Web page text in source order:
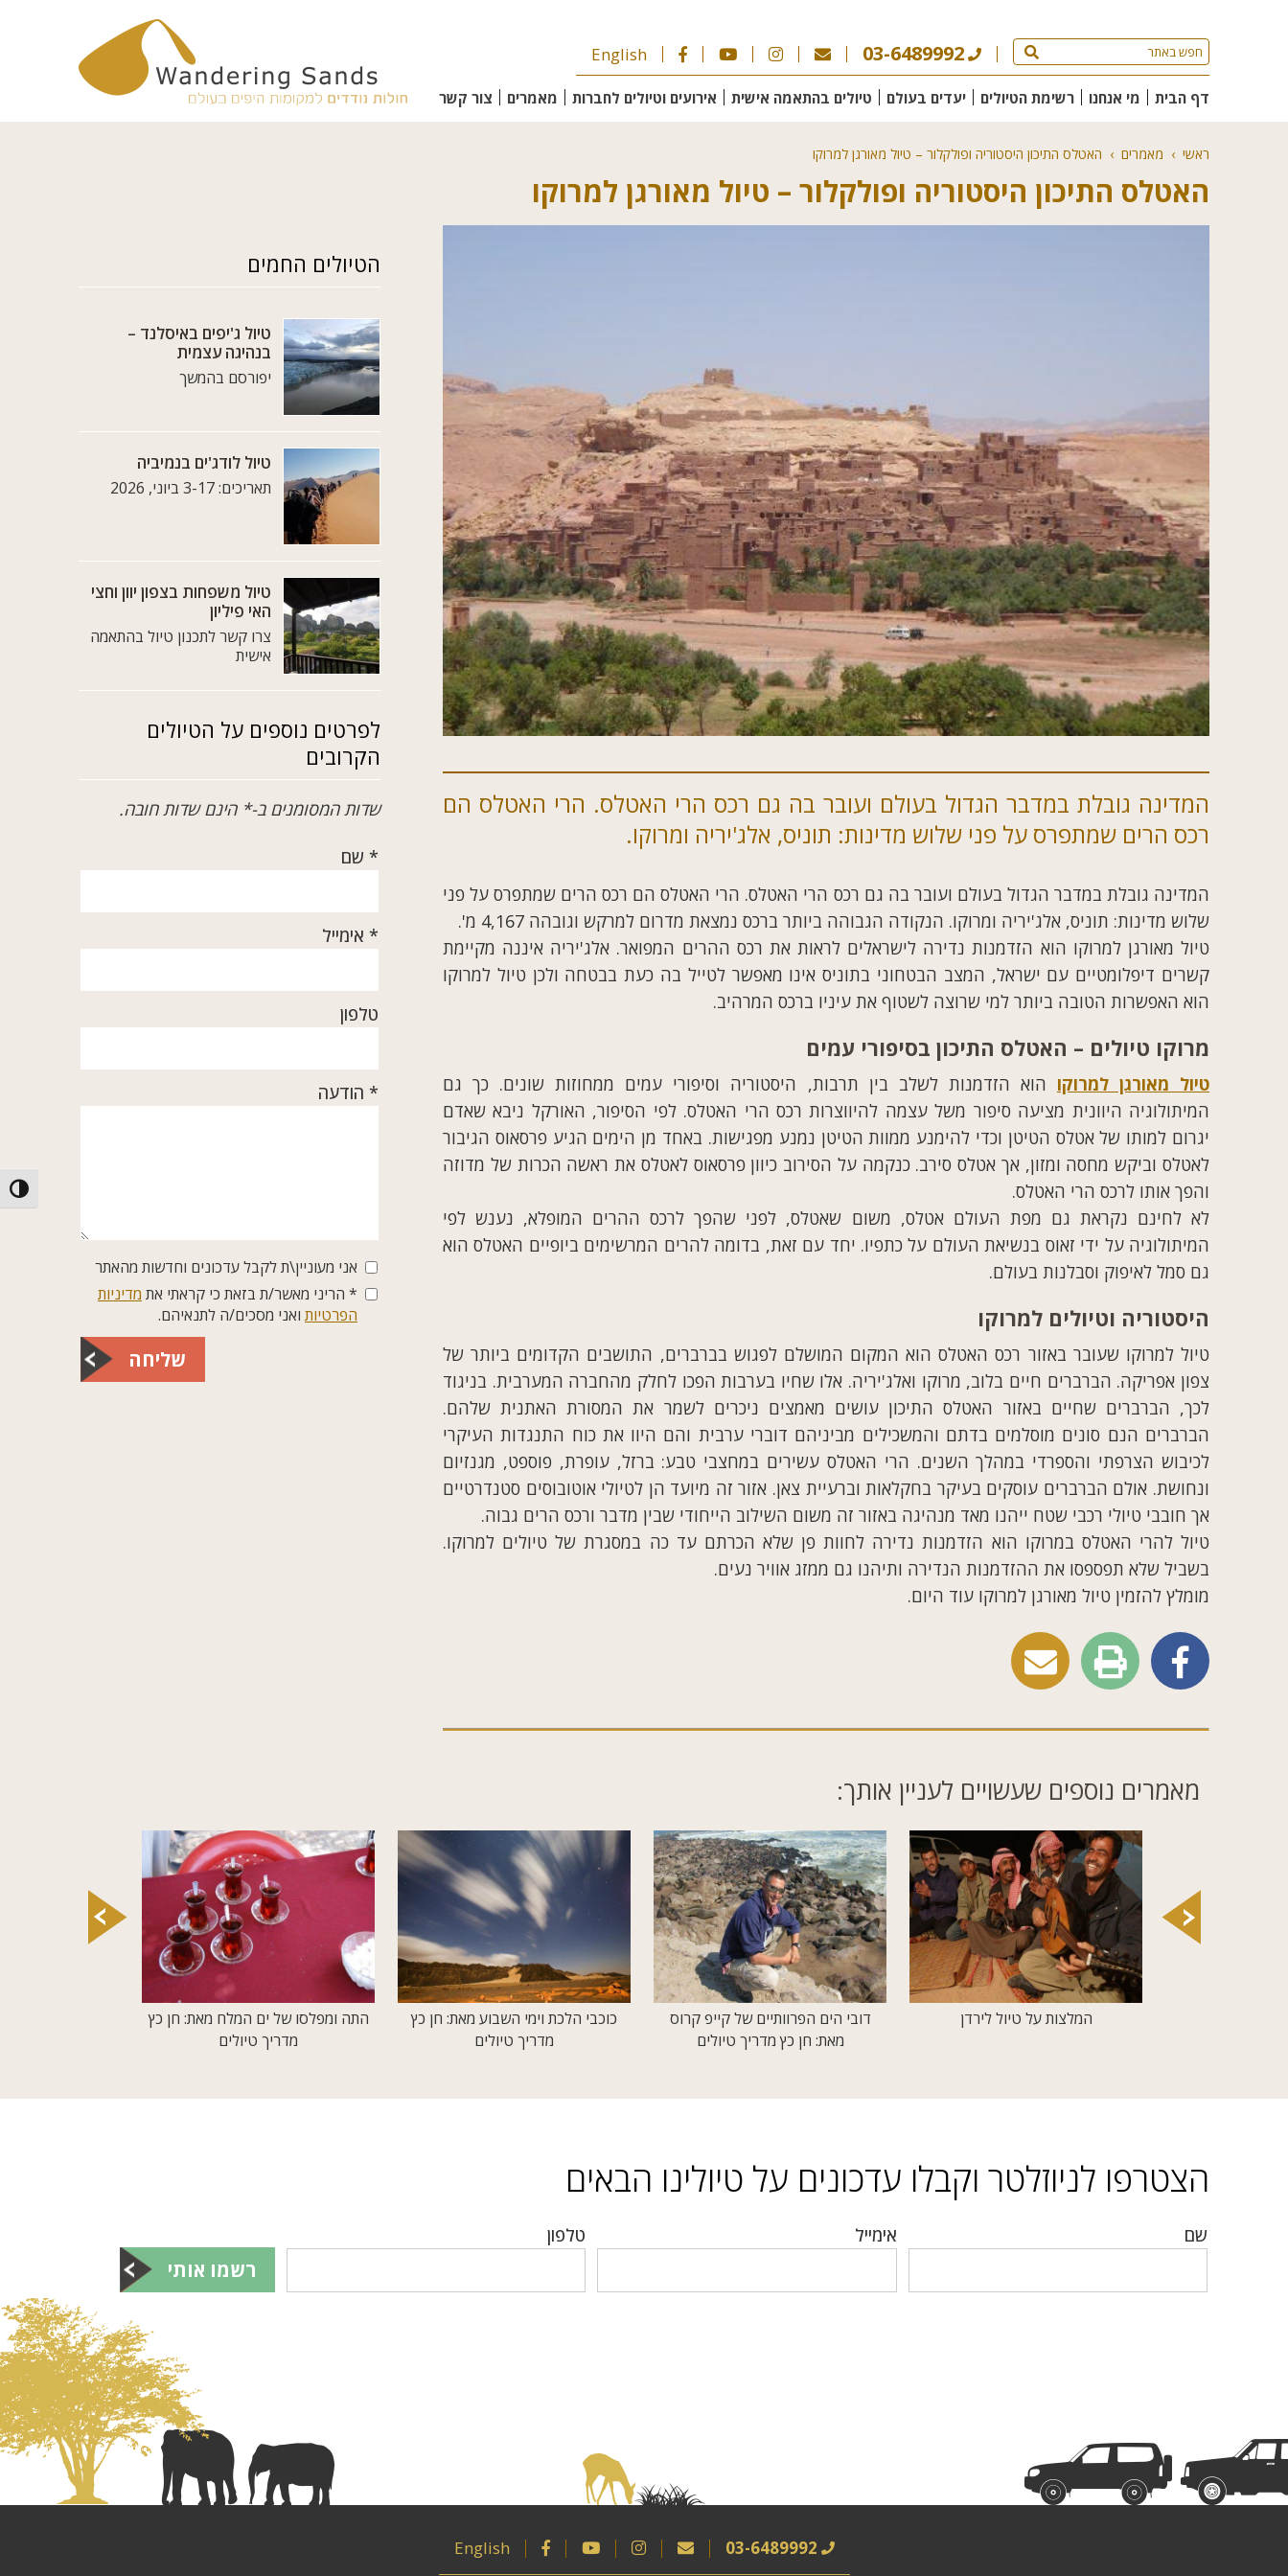
03-6489992
English
דף הבית מי אנחנו רשימת הטיולים יעדים בעולם טיולים בהתאמה אישית אירועים וטיולים לחברות מאמרים צור קשר
ראשי › מאמרים › האטלס התיכון היסטוריה ופולקלור – טיול מאורגן למרוקו
האטלס התיכון היסטוריה ופולקלור – טיול מאורגן למרוקו
המדינה גובלת במדבר הגדול בעולם ועובר בה גם רכס הרי האטלס. הרי האטלס הם
רכס הרים שמתפרס על פני שלוש מדינות: תוניס, אלג'יריה ומרוקו.
המדינה גובלת במדבר הגדול בעולם ועובר בה גם רכס הרי האטלס. הרי האטלס הם רכס הרים שמתפרס על פני
שלוש מדינות: תוניס, אלג'יריה ומרוקו. הנקודה הגבוהה ביותר ברכס נמצאת מדרום למרקש וגובהה 4,167 מ'.
טיול מאורגן למרוקו הוא הזדמנות נדירה לישראלים לראות את רכס ההרים המפואר. אלג'יריה איננה מקיימת
קשרים דיפלומטיים עם ישראל, המצב הבטחוני בתוניס אינו מאפשר לטייל בה כעת בבטחה ולכן טיול למרוקו
הוא האפשרות הטובה ביותר למי שרוצה לשטוף את עיניו ברכס המרהיב.
מרוקו טיולים – האטלס התיכון בסיפורי עמים
טיול מאורגן למרוקו הוא הזדמנות לשלב בין תרבות, היסטוריה וסיפורי עמים ממחוזות שונים. כך גם
המיתולוגיה היוונית מציעה סיפור משל עצמה להיווצרות רכס הרי האטלס. לפי הסיפור, האורקל ניבא שאדם
יגרום למותו של אטלס הטיטן וכדי להימנע ממוות הטיטן נמנע מפגישות. באחד מן הימים הגיע פרסאוס הגיבור
לאטלס וביקש מחסה ומזון, אך אטלס סירב. כנקמה על הסירוב כיוון פרסאוס לאטלס את ראשה הכרות של מדוזה
והפך אותו לרכס הרי האטלס.
לא לחינם נקראת גם מפת העולם אטלס, משום שאטלס, לפני שהפך לרכס ההרים המופלא, נענש לפי
המיתולוגיה על ידי זאוס בנשיאת העולם על כתפיו. יחד עם זאת, בדומה להרים המרשימים ביופיים האטלס הוא
גם סמל לאיפוק וסבלנות בעולם.
היסטוריה וטיולים למרוקו
טיול למרוקו שעובר באזור רכס האטלס הוא המקום המושלם לפגוש בברברים, התושבים הקדומים ביותר של
צפון אפריקה. הברברים חיים בלוב, מרוקו ואלג'יריה. אלו שחיו בערבות הפכו לחלק מהחברה המערבית. בניגוד
לכך, הברברים שחיים באזור האטלס התיכון עושים מאמצים ניכרים לשמר את המסורת האתנית שלהם.
הברברים הנם סונים מוסלמים בדתם והמשכילים מביניהם דוברי ערבית והם היוו את כוח התנגדות העיקרי
לכיבוש הצרפתי והספרדי במהלך השנים. הרי האטלס עשירים במחצבי טבע: ברזל, עופרת, פוספט, מגנזיום
ונחושת. אולם הברברים עוסקים בעיקר בחקלאות וברעיית צאן. אזור זה מיועד הן לטיולי אוטובוסים סטנדרטיים
אך חובבי טיולי רכבי שטח ייהנו מאד מנהיגה באזור זה משום השילוב הייחודי שבין מדבר ורכס הרים גבוה.
טיול להרי האטלס במרוקו הוא הזדמנות נדירה לחוות פן שלא הכרתם עד כה במסגרת של טיולים למרוקו.
בשביל שלא תפספסו את ההזדמנות הנדירה ותיהנו גם ממזג אוויר נעים.
מומלץ להזמין טיול מאורגן למרוקו עוד היום.
הטיולים החמים
טיול ג'יפים באיסלנד –
בנהיגה עצמית
יפורסם בהמשך
טיול לודג'ים בנמיביה
תאריכים: 3-17 ביוני, 2026
טיול משפחות בצפון יוון וחצי
האי פיליון
צרו קשר לתכנון טיול בהתאמה
אישית
לפרטים נוספים על הטיולים
הקרובים
שדות המסומנים ב-* הינם שדות חובה.
* שם
* אימייל
טלפון
* הודעה
אני מעוניין\ת לקבל עדכונים וחדשות מהאתר
* הריני מאשר/ת בזאת כי קראתי את מדיניות
הפרטיות ואני מסכים/ה לתנאיהם.
שליחה
מאמרים נוספים שעשויים לעניין אותך:
המלצות על טיול לירדן
דובי הים הפרוותיים של קייפ קרוס
מאת: חן כץ מדריך טיולים
כוכבי הלכת וימי השבוע מאת: חן כץ
מדריך טיולים
התה ומפלסו של ים המלח מאת: חן כץ
מדריך טיולים
הצטרפו לניוזלטר וקבלו עדכונים על טיולינו הבאים
שם אימייל טלפון
רשמו אותי
03-6489992
English